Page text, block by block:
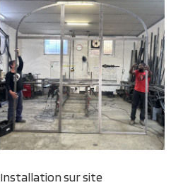
Installation sur site